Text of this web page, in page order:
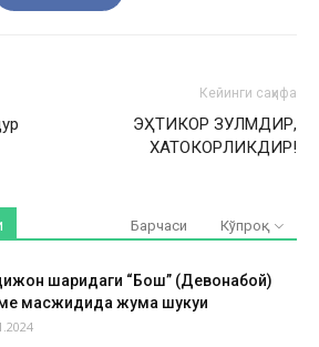
Кейинги саҳифа
ЭҲТИКОР ЗУЛМДИР,
ХАТОКОРЛИКДИР!
Барчаси Кўпроқ
шаҳридаги “Бош” (Девонабой)
масжидида жума шукуҳи